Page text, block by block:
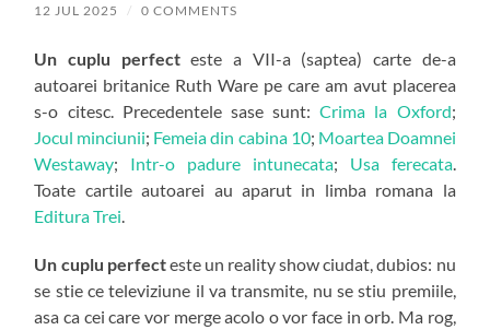
12 JUL 2025 / 0 COMMENTS
Un cuplu perfecteste a VII-a (saptea) carte de-a
autoarei britanice Ruth Ware pe care am avut placerea
s-o citesc. Precedentele sase sunt:Crima la Oxford;
Jocul minciunii; Femeia din cabina 10; Moartea Doamnei
Westaway; Intr-o padure intunecata; Usa ferecata.
Toate cartile autoarei au aparut in limba romana la
Editura Trei
Un cuplu perfecteste un reality show ciudat, dubios: nu
se stie ce televiziune il va transmite, nu se stiu premiile,
asa ca cei care vor merge acolo o vor face in orb. Ma rog,